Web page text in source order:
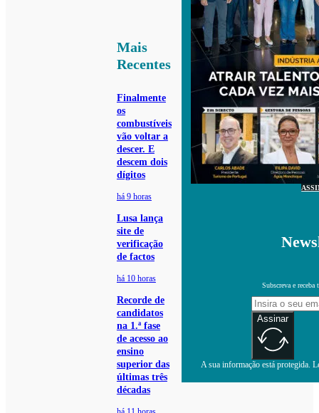
Mais
Recentes
Finalmente
os
combustíveis
vão voltar a
descer. E
descem dois
dígitos
há 9 horas
Lusa lança
site de
verificação
de factos
há 10 horas
Recorde de
candidatos
na 1.ª fase
de acesso ao
ensino
superior das
últimas três
décadas
Subscreva e receba
Assinar
A sua informação está protegida.